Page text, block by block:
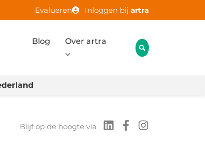
Evalueren Inloggen bij artra
Blog Over artra
Blijf op de hoogte via